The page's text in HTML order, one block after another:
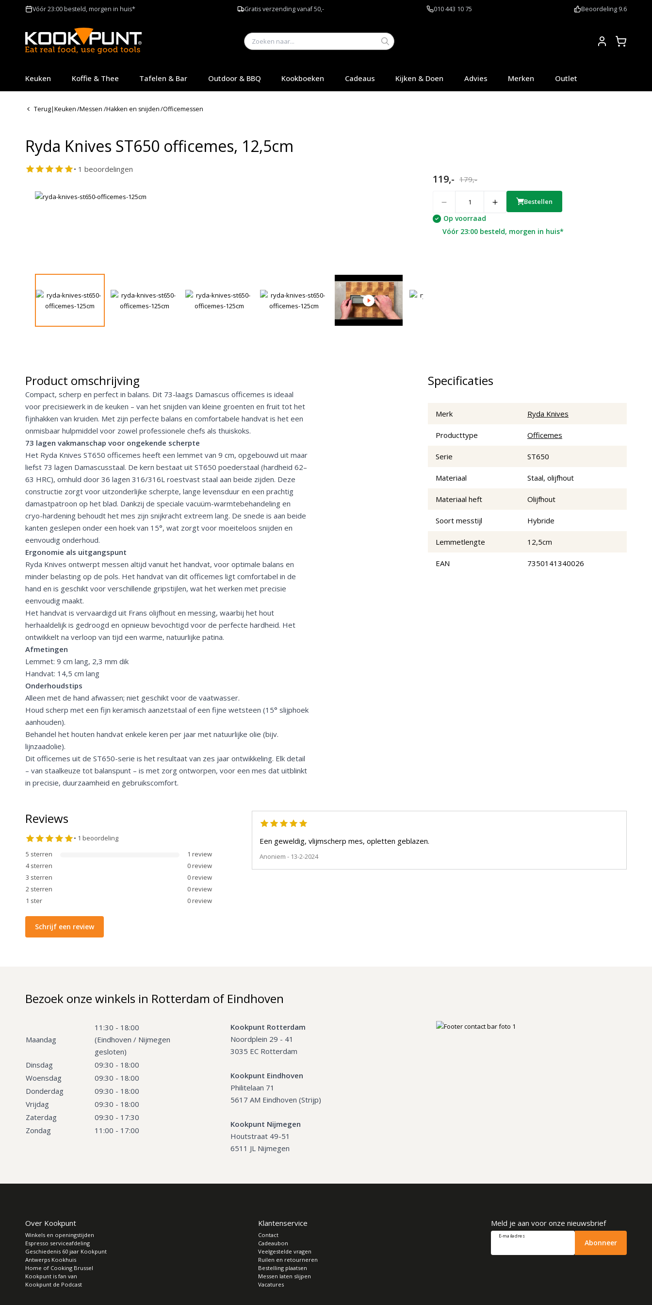
Vóór 23:00 besteld, morgen in huis* Gratis verzending vanaf 50,- 010 443 10 75 Beoordeling 9.6
Keuken Koffie & Thee Tafelen & Bar Outdoor & BBQ Kookboeken Cadeaus Kijken & Doen Advies Merken Outlet
Terug|Keuken/Messen /Hakken en snijden/Officemessen
Ryda Knives ST650 officemes, 12,5cm
• 1 beoordelingen
119,- 179,-
Bestellen
Op voorraad
Vóór 23:00 besteld, morgen in huis*
Product omschrijving
Compact, scherp en perfect in balans. Dit 73-laags Damascus officemes is ideaal
voor precisiewerk in de keuken – van het snijden van kleine groenten en fruit tot het
fijnhakken van kruiden. Met zijn perfecte balans en comfortabele handvat is het een
onmisbaar hulpmiddel voor zowel professionele chefs als thuiskoks.
73 lagen vakmanschap voor ongekende scherpte
Het Ryda Knives ST650 officemes heeft een lemmet van 9 cm, opgebouwd uit maar
liefst 73 lagen Damascusstaal. De kern bestaat uit ST650 poederstaal (hardheid 62–
63 HRC), omhuld door 36 lagen 316/316L roestvast staal aan beide zijden. Deze
constructie zorgt voor uitzonderlijke scherpte, lange levensduur en een prachtig
damastpatroon op het blad. Dankzij de speciale vacuüm-warmtebehandeling en
cryo-hardening behoudt het mes zijn snijkracht extreem lang. De snede is aan beide
kanten geslepen onder een hoek van 15°, wat zorgt voor moeiteloos snijden en
eenvoudig onderhoud.
Ergonomie als uitgangspunt
Ryda Knives ontwerpt messen altijd vanuit het handvat, voor optimale balans en
minder belasting op de pols. Het handvat van dit officemes ligt comfortabel in de
hand en is geschikt voor verschillende gripstijlen, wat het werken met precisie
eenvoudig maakt.
Het handvat is vervaardigd uit Frans olijfhout en messing, waarbij het hout
herhaaldelijk is gedroogd en opnieuw bevochtigd voor de perfecte hardheid. Het
ontwikkelt na verloop van tijd een warme, natuurlijke patina.
Afmetingen
Lemmet: 9 cm lang, 2,3 mm dik
Handvat: 14,5 cm lang
Onderhoudstips
Alleen met de hand afwassen; niet geschikt voor de vaatwasser.
Houd scherp met een fijn keramisch aanzetstaal of een fijne wetsteen (15° slijphoek
aanhouden).
Behandel het houten handvat enkele keren per jaar met natuurlijke olie (bijv.
lijnzaadolie).
Dit officemes uit de ST650-serie is het resultaat van zes jaar ontwikkeling. Elk detail
– van staalkeuze tot balanspunt – is met zorg ontworpen, voor een mes dat uitblinkt
in precisie, duurzaamheid en gebruikscomfort.
Specificaties
Merk Ryda Knives
Producttype Officemes
Serie ST650
Materiaal Staal, olijfhout
Materiaal heft Olijfhout
Soort messtijl Hybride
Lemmetlengte 12,5cm
EAN 7350141340026
Reviews
• 1 beoordeling
5 sterren 1 review
4 sterren 0review
3 sterren 0review
2 sterren 0review
1 ster 0review
Schrijf een review
Een geweldig, vlijmscherp mes, opletten geblazen.
Anoniem - 13-2-2024
Bezoek onze winkels in Rotterdam of Eindhoven
Maandag
11:30 - 18:00
(Eindhoven / Nijmegen
gesloten)
Dinsdag
09:30 - 18:00
Woensdag
09:30 - 18:00
Donderdag
09:30 - 18:00
Vrijdag
09:30 - 18:00
Zaterdag
09:30 - 17:30
Zondag
11:00 - 17:00
Kookpunt Rotterdam
Noordplein 29 - 41
3035 EC Rotterdam
Kookpunt Eindhoven
Philitelaan 71
5617 AM Eindhoven (Strijp)
Kookpunt Nijmegen
Houtstraat 49-51
6511 JL Nijmegen
Over Kookpunt
Winkels en openingstijden
Espresso serviceafdeling
Geschiedenis 60 jaar Kookpunt
Antwerps Kookhuis
Home of Cooking Brussel
Kookpunt is fan van
Kookpunt de Podcast
Klantenservice
Contact
Cadeaubon
Veelgestelde vragen
Ruilen en retourneren
Bestelling plaatsen
Messen laten slijpen
Vacatures
Meld je aan voor onze nieuwsbrief
E-mailadres
Abonneer